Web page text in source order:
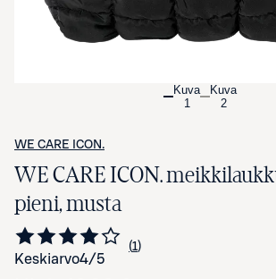
Kuva
1
Kuva
2
WE CARE ICON.
WE CARE ICON.
pieni, musta
Keskiarvo4/5 Siirry arvioihin
1
kappale